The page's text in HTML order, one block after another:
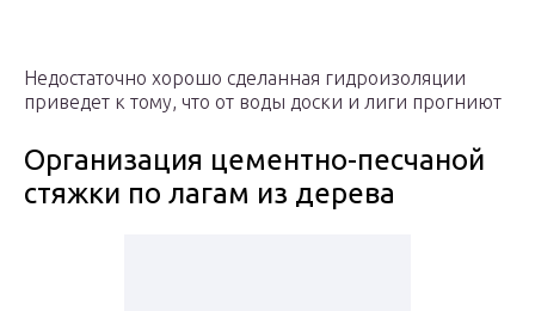
Недостаточно хорошо сделанная гидроизоляции
приведет к тому, что от воды доски и лиги прогниют
Организация цементно-песчаной
стяжки по лагам из дерева